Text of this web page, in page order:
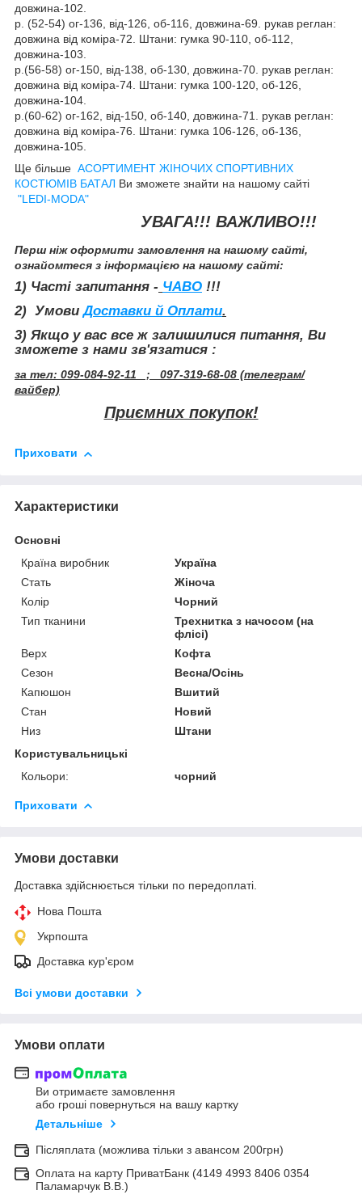
довжина-102.
р. (52-54) ог-136, від-126, об-116, довжина-69. рукав реглан:
довжина від коміра-72. Штани: гумка 90-110, об-112,
довжина-103.
р.(56-58) ог-150, від-138, об-130, довжина-70. рукав реглан:
довжина від коміра-74. Штани: гумка 100-120, об-126,
довжина-104.
р.(60-62) ог-162, від-150, об-140, довжина-71. рукав реглан:
довжина від коміра-76. Штани: гумка 106-126, об-136,
довжина-105.
Ще більше АСОРТИМЕНТ ЖІНОЧИХ СПОРТИВНИХ
КОСТЮМІВ БАТАЛ Ви зможете знайти на нашому сайті
"LEDI-MODA"
УВАГА!!! ВАЖЛИВО!!!
Перш ніж оформити замовлення на нашому сайті,
ознайомтеся з інформацією на нашому сайті:
1) Часті запитання - ЧАВО !!!
2) УмовиДоставки й Оплати.
3) Якщо у вас все ж залишилися питання, Ви
зможете з нами зв'язатися :
за тел: 099-084-92-11 ; 097-319-68-08 (телеграм/
вайбер)
Приємних покупок!
Приховати
Характеристики
Основні
Країна виробник
Україна
Стать
Жіноча
Колір
Чорний
Тип тканини
Трехнитка з начосом (на
флісі)
Верх
Кофта
Сезон
Весна/Осінь
Капюшон
Вшитий
Стан
Новий
Низ
Штани
Користувальницькі
Кольори:
чорний
Приховати
Умови доставки
Доставка здійснюється тільки по передоплаті.
Нова Пошта
Укрпошта
Доставка кур'єром
Всі умови доставки
Умови оплати
Ви отримаєте замовлення
або гроші повернуться на вашу картку
Детальніше
Післяплата (можлива тільки з авансом 200грн)
Оплата на карту ПриватБанк (4149 4993 8406 0354
Паламарчук В.В.)